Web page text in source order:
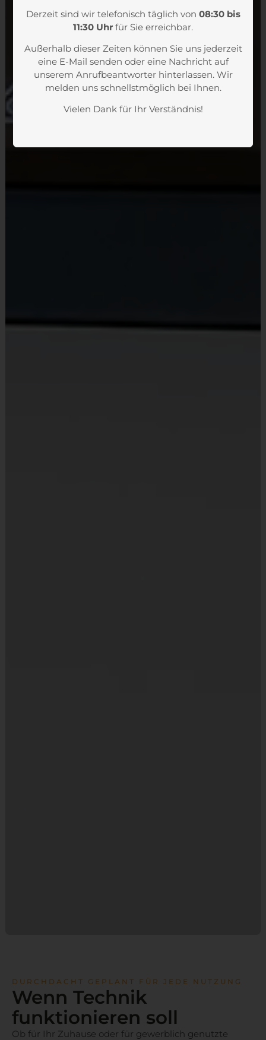
DURCHDACHT GEPLANT FÜR JEDE NUTZUNG
Wenn Technik
funktionieren soll
Ob für Ihr Zuhause oder für gewerblich genutzte
Derzeit sind wir telefonisch täglich von 08:30 bis
11:30 Uhr für Sie erreichbar.
Außerhalb dieser Zeiten können Sie uns jederzeit
eine E-Mail senden oder eine Nachricht auf
unserem Anrufbeantworter hinterlassen. Wir
melden uns schnellstmöglich bei Ihnen.
Vielen Dank für Ihr Verständnis!